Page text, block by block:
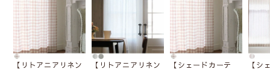
【リトアニアリネン
【リトアニアリネン
【シェードカーテ
【シ